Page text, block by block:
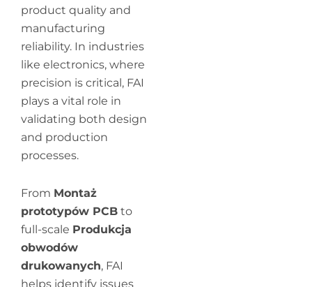
product quality and
manufacturing
reliability. In industries
like electronics, where
precision is critical, FAI
plays a vital role in
validating both design
and production
processes.
From Montaż
prototypów PCB to
full-scale Produkcja
obwodów
drukowanych, FAI
helps identify issues